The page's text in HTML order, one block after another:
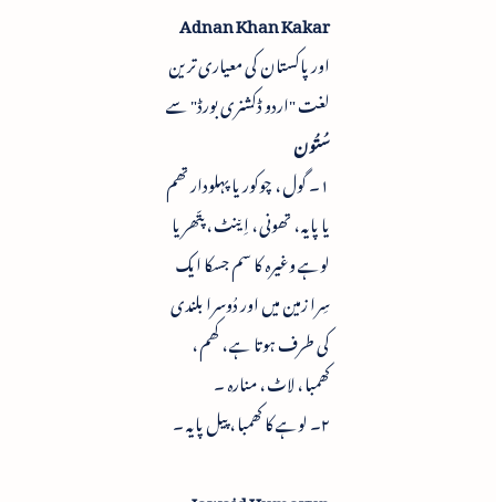
Adnan Khan Kakar
اور پاکستان کی معیاری ترین
لغت "اردو ڈکشنری بورڈ" سے
سُتُون
۱۔ گول ، چوکور یا پہلودار تھم
یا پایہ ، تھونی ، اِی٘نٹ ، پتّھر یا
لوہے وغیرہ کا سم جسکا ایک
سِرا زمین میں اور دُوسرا بلندی
کی طرف ہوتا ہے ، کھم ،
کھمبا ، لاٹ ، منارہ ۔
۲۔ لوہے کا کھمبا ، پیل پایہ ۔